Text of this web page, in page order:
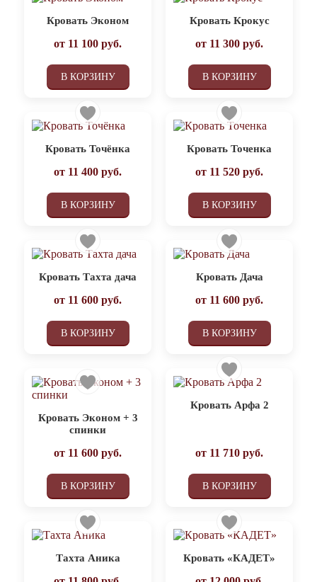
Кровать Эконом
от 11 100 руб.
В КОРЗИНУ
Кровать Крокус
от 11 300 руб.
В КОРЗИНУ
Кровать Точёнка
от 11 400 руб.
В КОРЗИНУ
Кровать Точенка
от 11 520 руб.
В КОРЗИНУ
Кровать Тахта дача
от 11 600 руб.
В КОРЗИНУ
Кровать Дача
от 11 600 руб.
В КОРЗИНУ
Кровать Эконом + 3
спинки
от 11 600 руб.
В КОРЗИНУ
Кровать Арфа 2
от 11 710 руб.
В КОРЗИНУ
Тахта Аника Кровать «КАДЕТ»